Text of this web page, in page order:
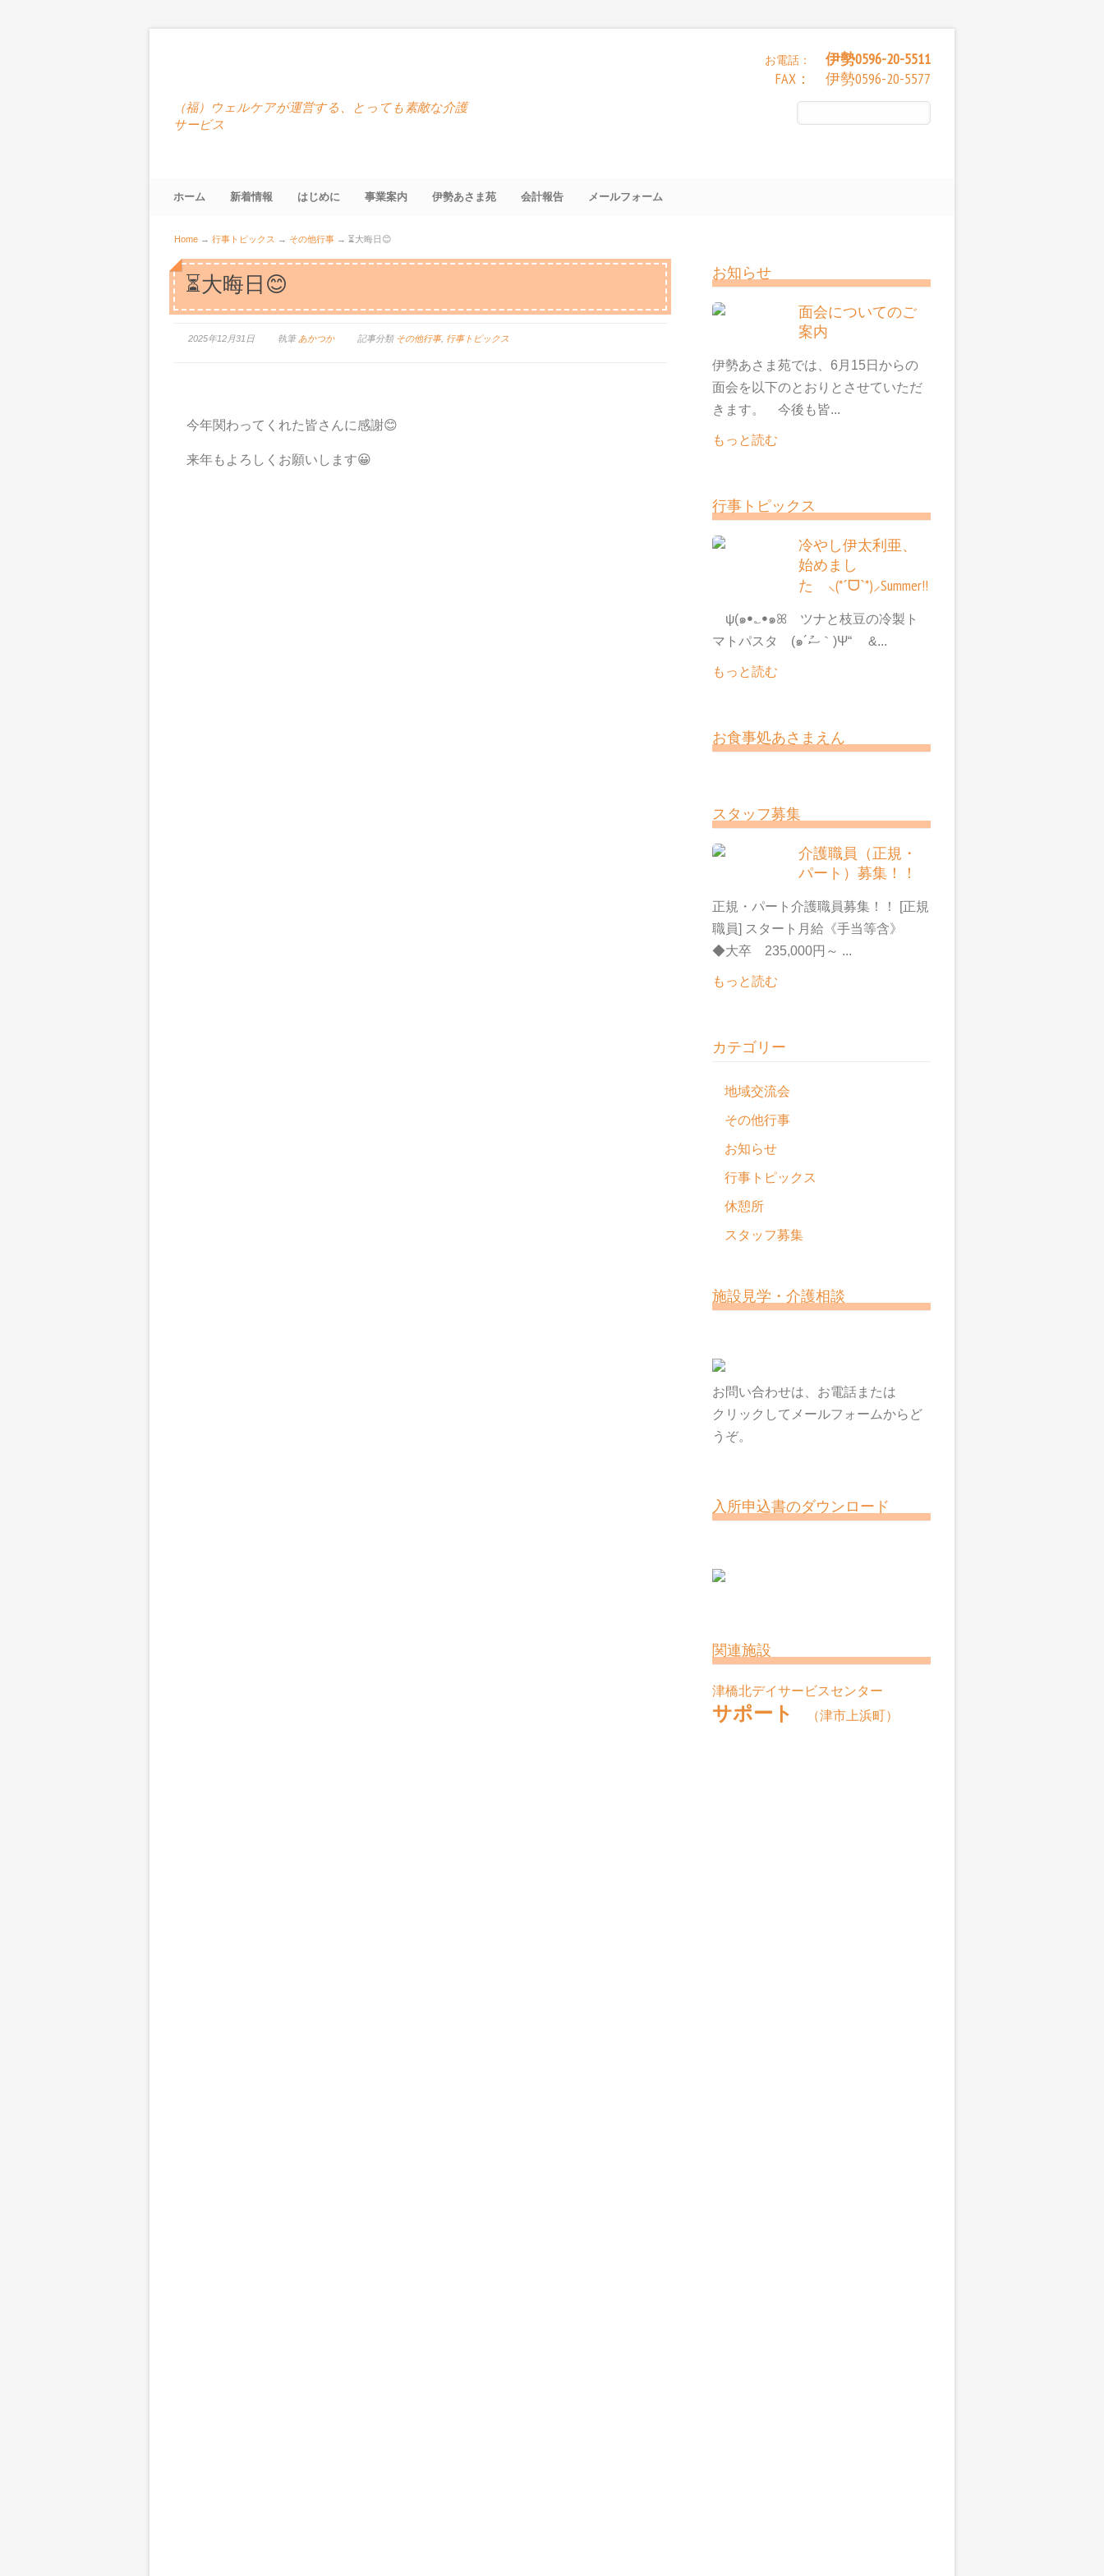
（福）ウェルケアが運営する、とっても素敵な介護
サービス
お電話：
伊勢0596-20-5511
FAX： 伊勢0596-20-5577
ホーム 新着情報 はじめに 事業案内 伊勢あさま苑 会計報告 メールフォーム
Home→ 行事トピックス → その他行事→ ⏳大晦日😊
⏳大晦日😊
2025年12月31日 執筆 あかつか 記事分類 その他行事, 行事トピックス
今年関わってくれた皆さんに感謝😊
来年もよろしくお願いします😀
お知らせ
面会についてのご
案内
伊勢あさま苑では、6月15日からの
面会を以下のとおりとさせていただ
きます。 今後も皆...
もっと読む
行事トピックス
冷やし伊太利亜、
始めまし
た ⸜(*ˊᗜˋ*)⸝Summer!!
ψ(๑ꔷ؎ꔷ๑ꕤ ツナと枝豆の冷製ト
マトパスタ (๑´ސު｀)Ψ“ &...
もっと読む
お食事処あさまえん
スタッフ募集
介護職員（正規・
パート）募集！！
正規・パート介護職員募集！！ [正規
職員] スタート月給《手当等含》
◆大卒 235,000円～ ...
もっと読む
カテゴリー
地域交流会
その他行事
お知らせ
行事トピックス
休憩所
スタッフ募集
施設見学・介護相談
お問い合わせは、お電話または
クリックしてメールフォームからど
うぞ。
入所申込書のダウンロード
関連施設
津橋北デイサービスセンター
サポート （津市上浜町）